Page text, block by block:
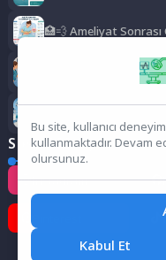
🏥💨 Ameliyat Sonrası
🏥❄️ Ameliyat
Sosyal Medya
Instagram
Bu site, kullanıcı
kullanmaktadır. Devam
olursunuz.
Kabul Et